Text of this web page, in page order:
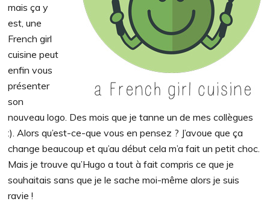
mais ça y
est, une
French girl
cuisine peut
enfin vous
présenter
son
nouveau logo. Des mois que je tanne un de mes collègues
:). Alors qu’est-ce-que vous en pensez ? J’avoue que ça
change beaucoup et qu’au début cela m’a fait un petit choc.
Mais je trouve qu’Hugo a tout à fait compris ce que je
souhaitais sans que je le sache moi-même alors je suis
ravie !